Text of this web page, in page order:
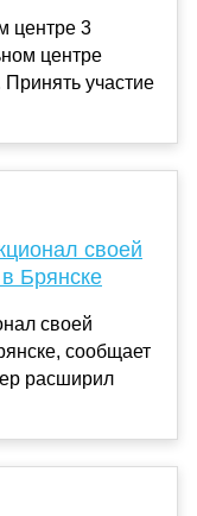
центре 3
центре
участие
своей
Брянске
своей
сообщает
расширил